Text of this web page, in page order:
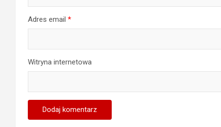
Adres email *
Witryna internetowa